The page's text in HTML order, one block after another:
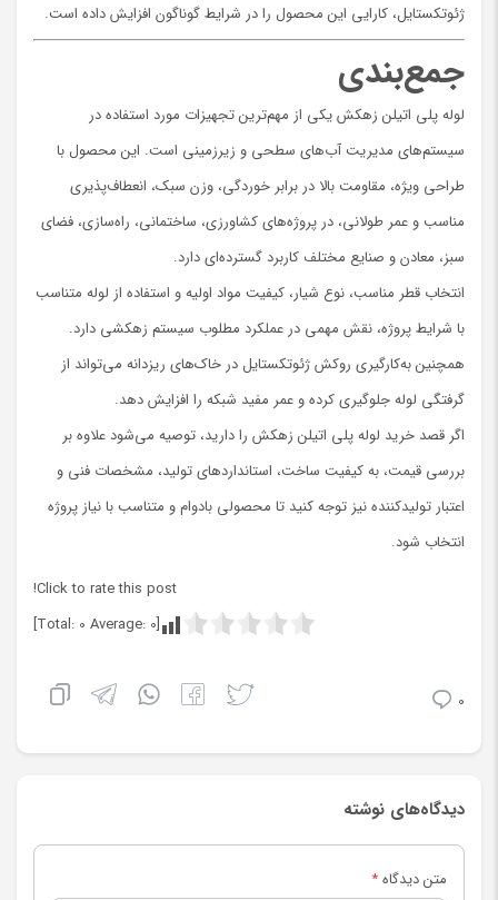
ژئوتکستایل، کارایی این محصول را در شرایط گوناگون افزایش داده است.
جمع‌بندی
لوله پلی اتیلن زهکش یکی از مهم‌ترین تجهیزات مورد استفاده در
سیستم‌های مدیریت آب‌های سطحی و زیرزمینی است. این محصول با
طراحی ویژه، مقاومت بالا در برابر خوردگی، وزن سبک، انعطاف‌پذیری
مناسب و عمر طولانی، در پروژه‌های کشاورزی، ساختمانی، راه‌سازی، فضای
سبز، معادن و صنایع مختلف کاربرد گسترده‌ای دارد.
انتخاب قطر مناسب، نوع شیار، کیفیت مواد اولیه و استفاده از لوله متناسب
با شرایط پروژه، نقش مهمی در عملکرد مطلوب سیستم زهکشی دارد.
همچنین به‌کارگیری روکش ژئوتکستایل در خاک‌های ریزدانه می‌تواند از
گرفتگی لوله جلوگیری کرده و عمر مفید شبکه را افزایش دهد.
اگر قصد خرید لوله پلی اتیلن زهکش را دارید، توصیه می‌شود علاوه بر
بررسی قیمت، به کیفیت ساخت، استانداردهای تولید، مشخصات فنی و
اعتبار تولیدکننده نیز توجه کنید تا محصولی بادوام و متناسب با نیاز پروژه
انتخاب شود.
Click to rate this post!
[Total:
0 Average: 0
]
0
دیدگاه‌های نوشته
متن دیدگاه*